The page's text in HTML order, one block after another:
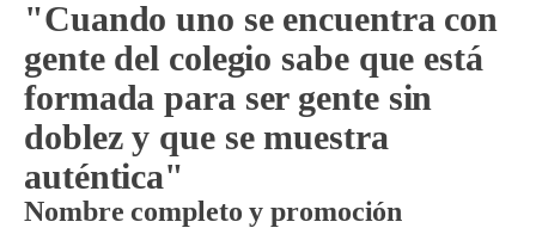
"Cuando uno se encuentra con
gente del colegio sabe que está
formada para ser gente sin
doblez y que se muestra
auténtica"
Nombre completo y promoción